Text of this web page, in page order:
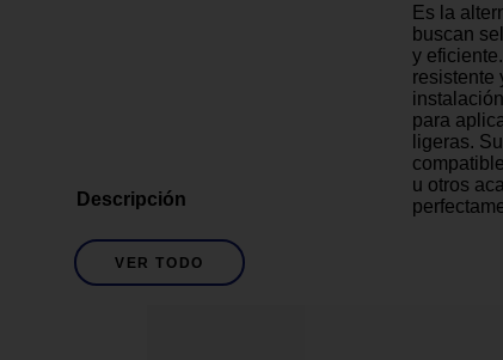
Descripción
Es la
buscan
y
resistente
para
ligeras.
u otros
barrera
ambiente
VER TODO